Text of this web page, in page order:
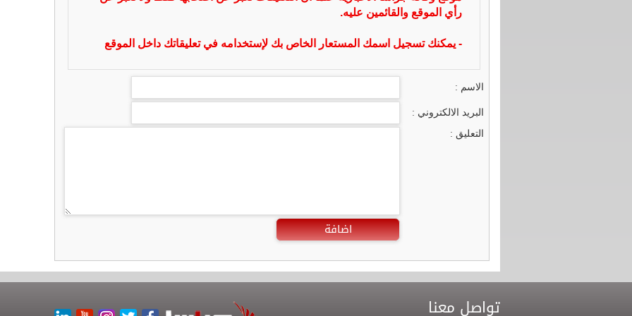
رأي الموقع والقائمين عليه.
- يمكنك تسجيل اسمك المستعار الخاص بك لإستخدامه في تعليقاتك داخل الموقع
الاسم :
البريد الالكتروني :
التعليق :
اضافة
تواصل معنا